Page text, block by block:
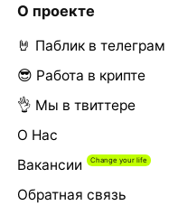
О проекте
🤘 Паблик в телеграм
😎 Работа в крипте
👌 Мы в твиттере
О Нас
Вакансии
Обратная связь